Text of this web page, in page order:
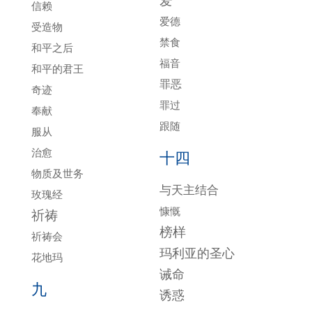
信赖
受造物
和平之后
和平的君王
奇迹
奉献
服从
治愈
物质及世务
玫瑰经
祈祷
祈祷会
花地玛
九
爱德
禁食
福音
罪恶
罪过
跟随
十四
与天主结合
慷慨
榜样
玛利亚的圣心
诫命
诱惑